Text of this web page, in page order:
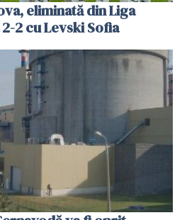
eliminată din Liga
2 cu Levski Sofia